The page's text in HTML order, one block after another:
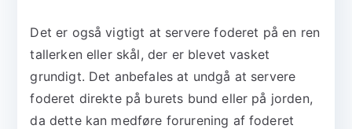
Det er også vigtigt at servere foderet på en ren
tallerken eller skål, der er blevet vasket
grundigt. Det anbefales at undgå at servere
foderet direkte på burets bund eller på jorden,
da dette kan medføre forurening af foderet